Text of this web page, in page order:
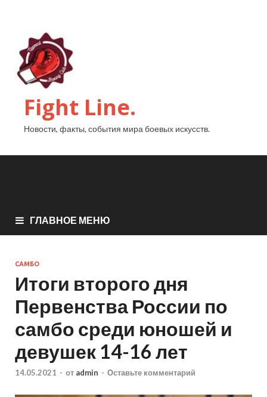
Fight Line.
Новости, факты, события мира боевых искусств.
ГЛАВНОЕ МЕНЮ
САМБО
Итоги второго дня
Первенства России по
самбо среди юношей и
девушек 14-16 лет
14.05.2021 - от admin - Оставьте комментарий